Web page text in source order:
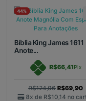
44%
Bíblia King James 1611
Anote...
R$66,41Pix
R$124,96 R$69,90
8x de R$10,14 no